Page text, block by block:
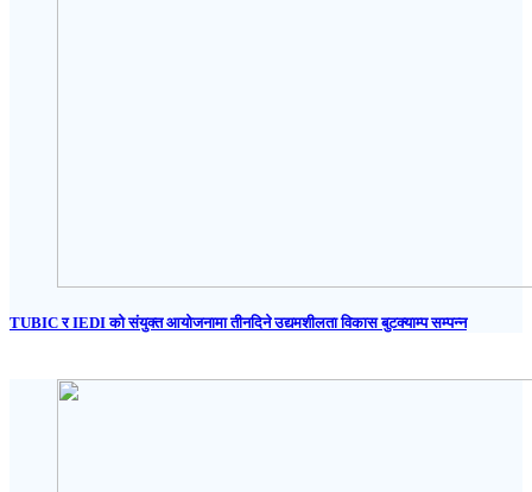
TUBIC र IEDI को संयुक्त आयोजनामा तीनदिने उद्यमशीलता विकास बुटक्याम्प सम्पन्न